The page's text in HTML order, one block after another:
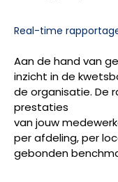
Real-time
Aan de hand van
inzicht in de
de organisatie. De
prestaties
van jouw
per afdeling, per
gebonden